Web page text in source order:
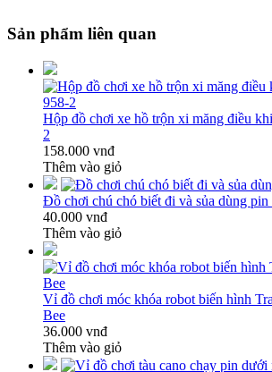
Sản phẩm liên quan
Hộp đồ chơi xe hồ trộn xi măng điều
2
158.000 vnđ
Thêm vào giỏ
Đồ chơi chú chó biết đi và sủa dùng pin
40.000 vnđ
Thêm vào giỏ
Vỉ đồ chơi móc khóa robot biến hình
Bee
36.000 vnđ
Thêm vào giỏ